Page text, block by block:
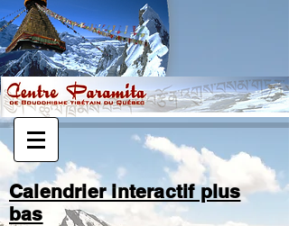
Calendrier interactif plus
bas